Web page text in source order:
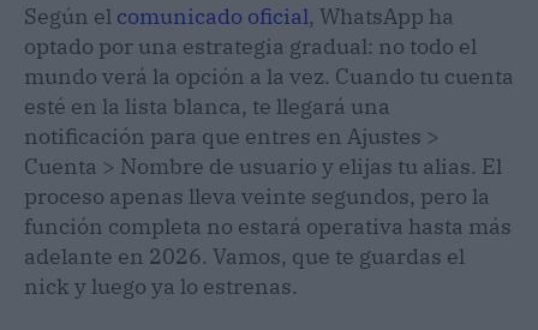
Según el comunicado oficial, WhatsApp ha
optado por una estrategia gradual: no todo el
mundo verá la opción a la vez. Cuando tu cuenta
esté en la lista blanca, te llegará una
notificación para que entres en Ajustes >
Cuenta > Nombre de usuario y elijas tu alias. El
proceso apenas lleva veinte segundos, pero la
función completa no estará operativa hasta más
adelante en 2026. Vamos, que te guardas el
nick y luego ya lo estrenas.